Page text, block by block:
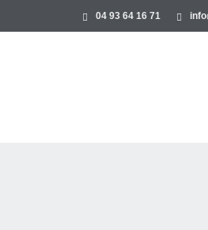
04 93 64 16 71